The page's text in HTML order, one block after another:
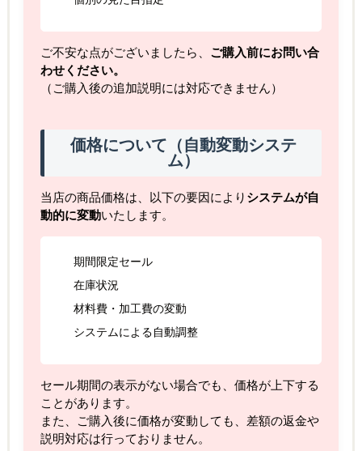
ご不安な点がございましたら、 ご購入前にお問い合
わせください。
（ご購入後の追加説明には対応できません）
価格について（自動変動システ
ム）
当店の商品価格は、以下の要因により システムが自
動的に変動いたします。
期間限定セール
在庫状況
材料費・加工費の変動
システムによる自動調整
セール期間の表示がない場合でも、価格が上下する
ことがあります。
また、ご購入後に価格が変動しても、差額の返金や
説明対応は行っておりません。